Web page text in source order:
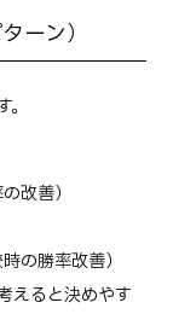
ーン）
改善）
の勝率改善）
えると決めやす